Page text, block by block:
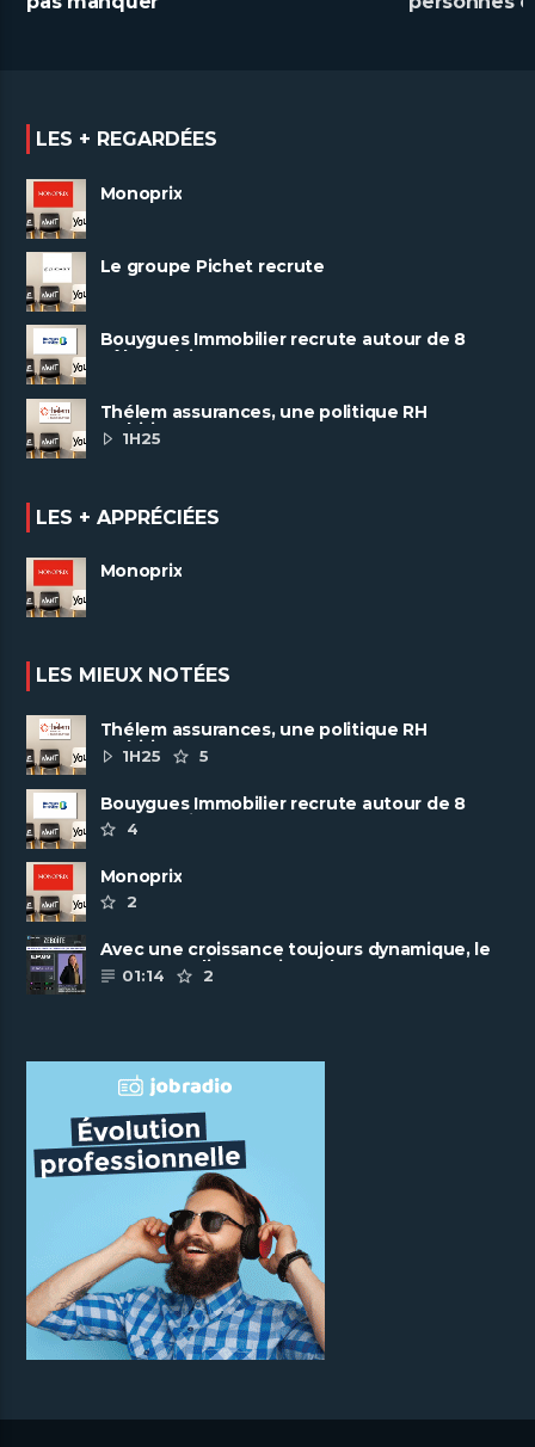
LES + REGARDÉES
Monoprix
Le groupe Pichet recrute
Bouygues Immobilier recrute autour de 8
pôles métiers
Thélem assurances, une politique RH
ambitieuse
1H25
LES + APPRÉCIÉES
Monoprix
LES MIEUX NOTÉES
Thélem assurances, une politique RH
ambitieuse
1H25 5
Bouygues Immobilier recrute autour de 8
pôles métiers
4
Monoprix
2
Avec une croissance toujours dynamique, le
groupe Scalian continue de ......
01:14 2